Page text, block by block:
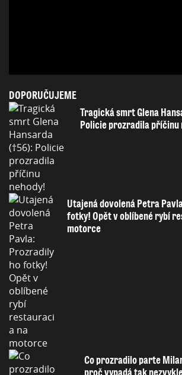
DOPORUČUJEME
Tragická smrt Glena
Policie prozradila příčinu
Utajená dovolená Petra
fotky! Opět v oblíbené rybí
motorce
Co prozradilo parte